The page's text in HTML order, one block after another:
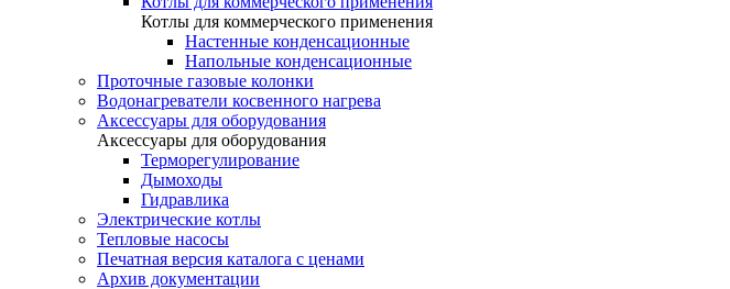
Котлы для коммерческого применения
Настенные конденсационные
Напольные конденсационные
Проточные газовые колонки
Водонагреватели косвенного нагрева
Аксессуары для оборудования
Аксессуары для оборудования
Терморегулирование
Дымоходы
Гидравлика
Электрические котлы
Тепловые насосы
Печатная версия каталога с ценами
Архив документации